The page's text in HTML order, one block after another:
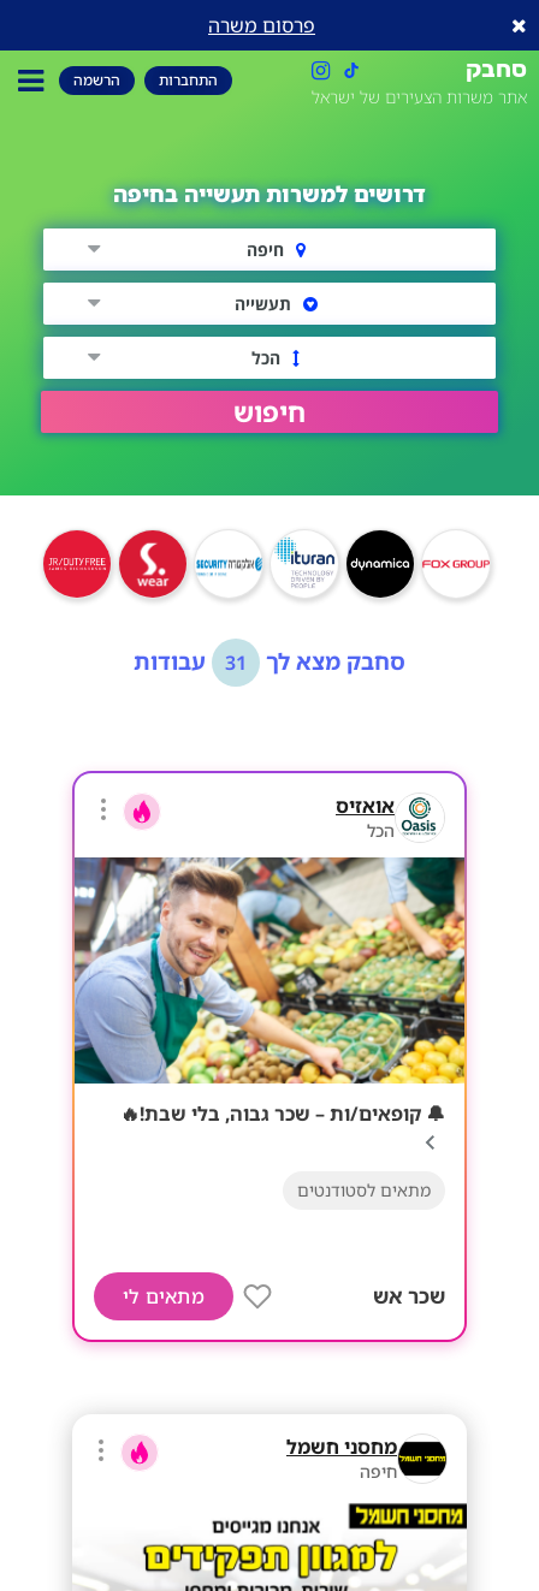
פרסום משרה
סחבק
אתר משרות הצעירים של ישראל
התחברות הרשמה
דרושים למשרות תעשייה בחיפה
חיפה
תעשייה
הכל
חיפוש
סחבק מצא לך 31 עבודות
אואזיס
הכל
🔔 קופאים/ות – שכר גבוה, בלי שבת!🔥
מתאים לסטודנטים
שכר אש מתאים לי
מחסני חשמל
חיפה